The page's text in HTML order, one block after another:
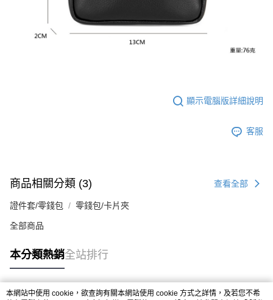
顯示電腦版詳細說明
客服
商品相關分類 (3) 查看全部
證件套/零錢包 零錢包/卡片夾
全部商品
本分類熱銷全站排行
本網站中使用 cookie，欲查詢有關本網站使用 cookie 方式之詳情，及若您不希